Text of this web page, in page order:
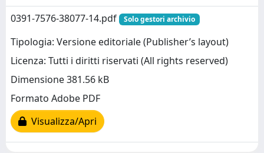
0391-7576-38077-14.pdf
Solo gestori archivio
Tipologia: Versione editoriale (Publisher’s layout)
Licenza: Tutti i diritti riservati (All rights reserved)
Dimensione 381.56 kB
Formato Adobe PDF
Visualizza/Apri